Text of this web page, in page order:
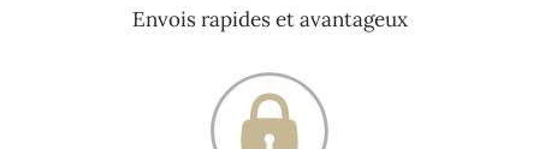
Envois rapides et avantageux